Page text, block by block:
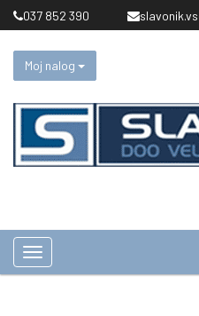
Skip 037 852 390
Moj nalog